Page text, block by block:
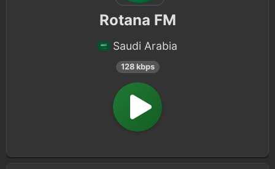
Rotana FM
Saudi Arabia
128 kbps